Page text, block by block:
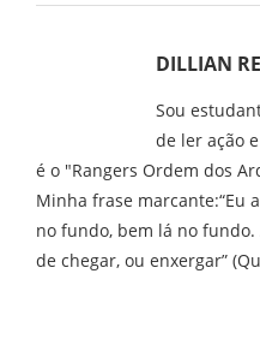
DILLIAN
Sou
de ler ação
é o "Rangers Ordem dos
Minha frase marcante:“Eu
no fundo, bem lá no
de chegar, ou enxergar”